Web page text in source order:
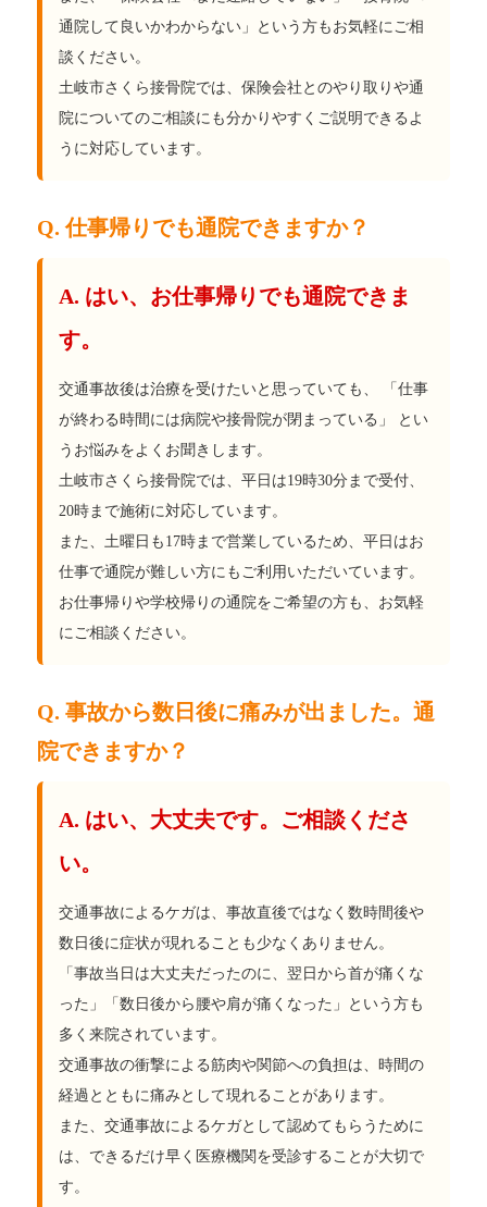
通院して良いかわからない」という方もお気軽にご相
談ください。
土岐市さくら接骨院では、保険会社とのやり取りや通
院についてのご相談にも分かりやすくご説明できるよ
うに対応しています。
Q. 仕事帰りでも通院できますか？
A. はい、お仕事帰りでも通院できま
す。
交通事故後は治療を受けたいと思っていても、 「仕事
が終わる時間には病院や接骨院が閉まっている」 とい
うお悩みをよくお聞きします。
土岐市さくら接骨院では、平日は19時30分まで受付、
20時まで施術に対応しています。
また、土曜日も17時まで営業しているため、平日はお
仕事で通院が難しい方にもご利用いただいています。
お仕事帰りや学校帰りの通院をご希望の方も、お気軽
にご相談ください。
Q. 事故から数日後に痛みが出ました。通
院できますか？
A. はい、大丈夫です。ご相談くださ
い。
交通事故によるケガは、事故直後ではなく数時間後や
数日後に症状が現れることも少なくありません。
「事故当日は大丈夫だったのに、翌日から首が痛くな
った」「数日後から腰や肩が痛くなった」という方も
多く来院されています。
交通事故の衝撃による筋肉や関節への負担は、時間の
経過とともに痛みとして現れることがあります。
また、交通事故によるケガとして認めてもらうために
は、できるだけ早く医療機関を受診することが大切で
す。